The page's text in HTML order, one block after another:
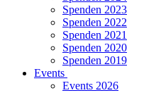
Spenden 2023
Spenden 2022
Spenden 2021
Spenden 2020
Spenden 2019
Events
Events 2026